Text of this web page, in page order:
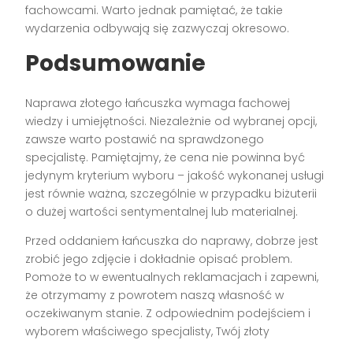
fachowcami. Warto jednak pamiętać, że takie
wydarzenia odbywają się zazwyczaj okresowo.
Podsumowanie
Naprawa złotego łańcuszka wymaga fachowej
wiedzy i umiejętności. Niezależnie od wybranej opcji,
zawsze warto postawić na sprawdzonego
specjalistę. Pamiętajmy, że cena nie powinna być
jedynym kryterium wyboru – jakość wykonanej usługi
jest równie ważna, szczególnie w przypadku biżuterii
o dużej wartości sentymentalnej lub materialnej.
Przed oddaniem łańcuszka do naprawy, dobrze jest
zrobić jego zdjęcie i dokładnie opisać problem.
Pomoże to w ewentualnych reklamacjach i zapewni,
że otrzymamy z powrotem naszą własność w
oczekiwanym stanie. Z odpowiednim podejściem i
wyborem właściwego specjalisty, Twój złoty